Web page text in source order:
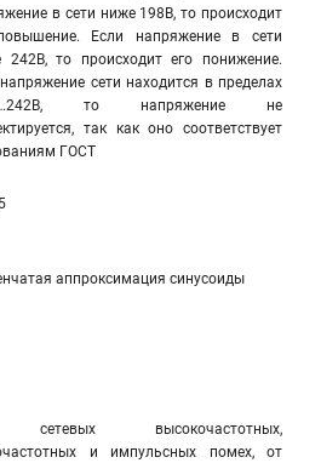
в сети ниже 198В, то происходит
Если напряжение в сети
242В, то происходит его понижение.
сети находится в пределах
то напряжение не
так как оно соответствует
ГОСТ
аппроксимация синусоиды
высокочастотных,
и импульсных помех, от